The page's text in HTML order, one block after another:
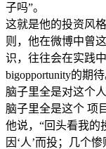
子吗”。
这就是他的投资风
则，他在微博中曾
识，往往会在实践
bigopportunity的期
脑子里全是对这个
脑子里全是这个 项
他说，“回头看我的
因‘人’而投；几个